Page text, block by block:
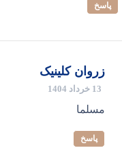
پاسخ
زروان کلینیک
13 خرداد 1404
مسلما
پاسخ